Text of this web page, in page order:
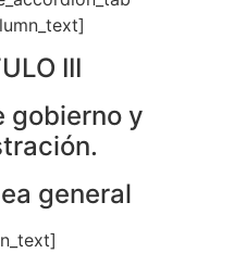
III
gobierno y
general